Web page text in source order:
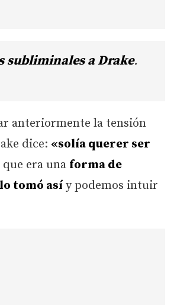
a Drake.
anteriormente la tensión
dice: «solía querer ser
era una forma de
tomó asíy podemos intuir